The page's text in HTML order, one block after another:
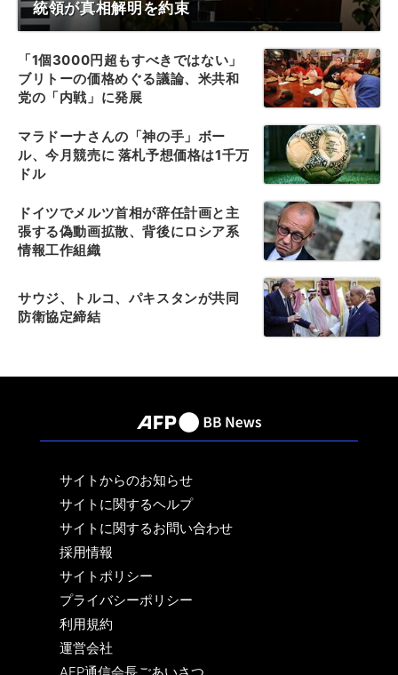
統領が真相解明を約束
「1個3000円超もすべきではない」
ブリトーの価格めぐる議論、米共和
党の「内戦」に発展
マラドーナさんの「神の手」ボー
ル、今月競売に 落札予想価格は1千万
ドル
ドイツでメルツ首相が辞任計画と主
張する偽動画拡散、背後にロシア系
情報工作組織
サウジ、トルコ、パキスタンが共同
防衛協定締結
サイトからのお知らせ
サイトに関するヘルプ
サイトに関するお問い合わせ
採用情報
サイトポリシー
プライバシーポリシー
利用規約
運営会社
AFP通信会長ごあいさつ